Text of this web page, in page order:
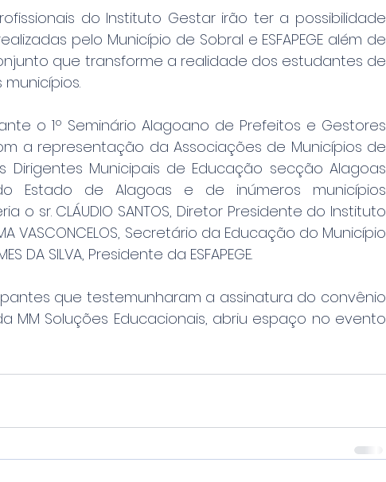
do Instituto Gestar irão ter a possibilidade
pelo Município de Sobral e ESFAPEGE além de
que transforme a realidade dos estudantes de
o 1º Seminário Alagoano de Prefeitos e Gestores
a representação da Associações de Municípios de
Dirigentes Municipais de Educação secção Alagoas
do Estado de Alagoas e de inúmeros municípios
o sr. ️CLÁUDIO SANTOS, Diretor Presidente do Instituto
VASCONCELOS, Secretário da Educação do Município
DA SILVA, Presidente da ESFAPEGE.
que testemunharam a assinatura do convênio
MM Soluções Educacionais, abriu espaço no evento